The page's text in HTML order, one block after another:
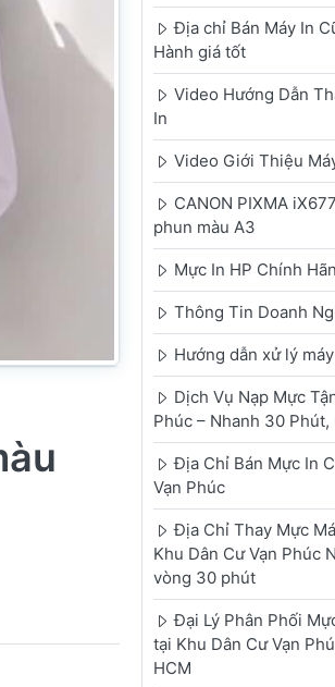
Địa chỉ Bán Máy In
Hành giá tốt
Video Hướng Dẫn
In
Video Giới Thiệu
CANON PIXMA
phun màu A3
Mực In HP Chính
Thông Tin Doanh
Hướng dẫn xử lý
Dịch Vụ Nạp Mực
Phúc – Nhanh 30 Phút,
Địa Chỉ Bán Mực In
Vạn Phúc
Địa Chỉ Thay Mực
Khu Dân Cư Vạn Phúc
vòng 30 phút
Đại Lý Phân Phối
tại Khu Dân Cư Vạn
HCM